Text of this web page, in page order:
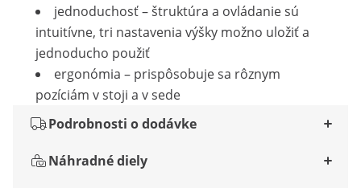
jednoduchosť – štruktúra a ovládanie sú
intuitívne, tri nastavenia výšky možno uložiť a
jednoducho použiť
ergonómia – prispôsobuje sa rôznym
pozíciám v stoji a v sede
Podrobnosti o dodávke
Náhradné diely